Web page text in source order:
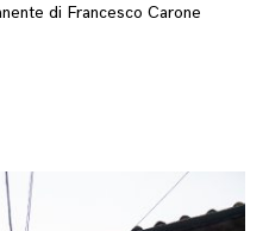
di Francesco Carone